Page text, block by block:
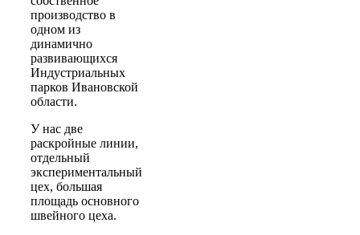
производство в
одном из
динамично
развивающихся
Индустриальных
парков Ивановской
области.
У нас две
раскройные линии,
отдельный
экспериментальный
цех, большая
площадь основного
швейного цеха.